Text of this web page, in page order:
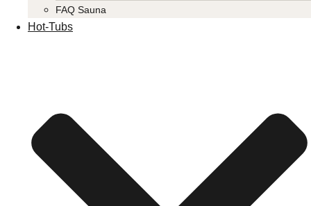
FAQ Sauna
Hot-Tubs